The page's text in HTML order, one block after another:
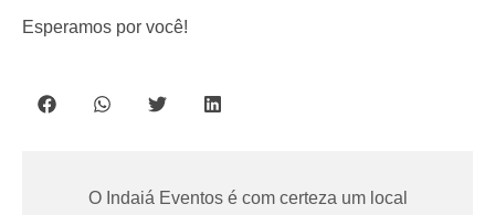
Esperamos por você!
O Indaiá Eventos é com certeza um local